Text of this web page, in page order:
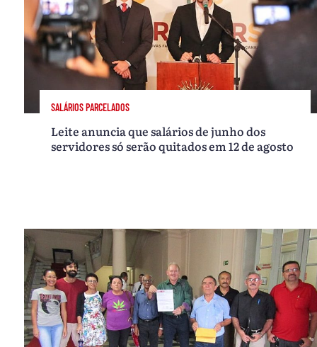
SALÁRIOS PARCELADOS
Leite anuncia que salários de junho dos
servidores só serão quitados em 12 de agosto